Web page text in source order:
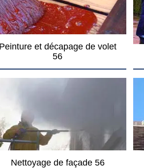
Peinture et décapage de volet
56
Nettoyage de façade 56